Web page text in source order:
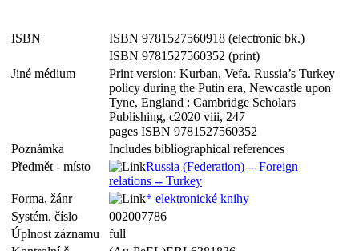
ISBN
ISBN 9781527560918 (electronic bk.)
ISBN 9781527560352 (print)
Jiné médium
Print version: Kurban, Vefa. Russia’s Turkey
policy during the Putin era, Newcastle upon
Tyne, England : Cambridge Scholars
Publishing, c2020 viii, 247
pages ISBN 9781527560352
Poznámka
Includes bibliographical references
Předmět - místo
Russia (Federation) -- Foreign
relations -- Turkey
Forma, žánr
* elektronické knihy
Systém. číslo
002007786
Úplnost záznamu
full